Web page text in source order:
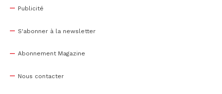
Publicité
S'abonner à la newsletter
Abonnement Magazine
Nous contacter